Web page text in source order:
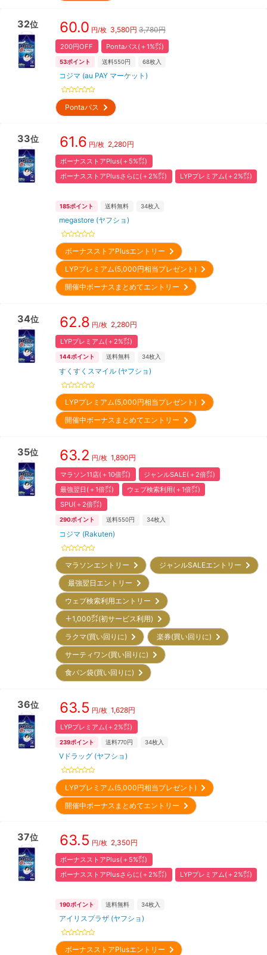
32位 60.0 円/枚 3,580円 3,780円
200円OFF Pontaパス(＋1%㌽)
53ポイント 送料550円 68枚入
コジマ (au PAY マーケット)
Pontaパス
33位 61.6 円/枚 2,280円
ボーナスストアPlus(＋5%㌽)
ボーナスストアPlusさらに(＋2%㌽)
LYPプレミアム(＋2%㌽)
185ポイント 送料無料 34枚入
megastore (ヤフショ)
ボーナスストアPlusエントリー
LYPプレミアム(5,000円相当プレゼント)
開催中ボーナスまとめてエントリー
34位 62.8 円/枚 2,280円
LYPプレミアム(＋2%㌽)
144ポイント 送料無料 34枚入
すくすくスマイル (ヤフショ)
LYPプレミアム(5,000円相当プレゼント)
開催中ボーナスまとめてエントリー
35位 63.2 円/枚 1,890円
マラソン11店(＋10倍㌽)
ジャンルSALE(＋2倍㌽)
最強翌日(＋1倍㌽)
ウェブ検索利用(＋1倍㌽)
SPU(＋2倍㌽)
290ポイント 送料550円 34枚入
コジマ (Rakuten)
マラソンエントリー
ジャンルSALEエントリー
最強翌日エントリー
ウェブ検索利用エントリー
＋1,000㌽(初サービス利用)
ラクマ(買い回りに)
楽券(買い回りに)
サーティワン(買い回りに)
食パン袋(買い回りに)
36位 63.5 円/枚 1,628円
LYPプレミアム(＋2%㌽)
239ポイント 送料770円 34枚入
Vドラッグ (ヤフショ)
LYPプレミアム(5,000円相当プレゼント)
開催中ボーナスまとめてエントリー
37位 63.5 円/枚 2,350円
ボーナスストアPlus(＋5%㌽)
ボーナスストアPlusさらに(＋2%㌽)
LYPプレミアム(＋2%㌽)
190ポイント 送料無料 34枚入
アイリスプラザ (ヤフショ)
ボーナスストアPlusエントリー